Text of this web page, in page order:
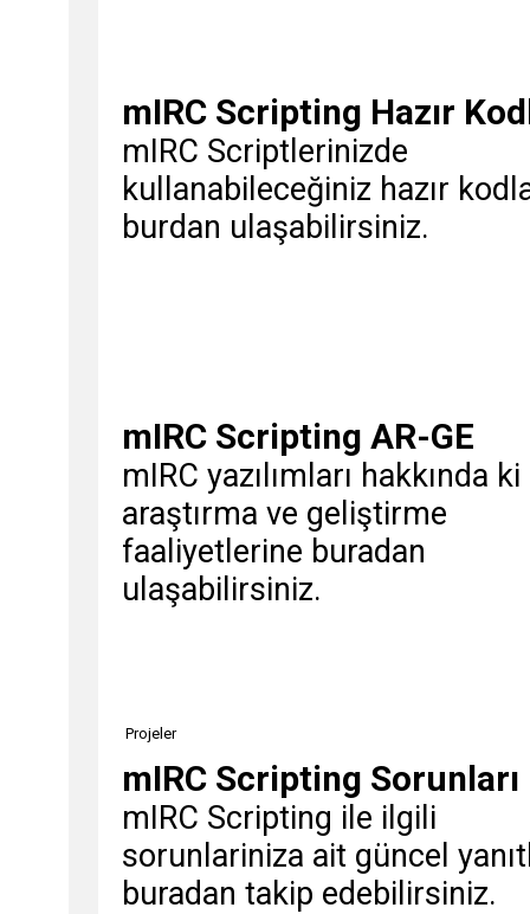
mIRC Scripting Hazır
mIRC Scriptlerinizde
kullanabileceğiniz hazır
burdan ulaşabilirsiniz.
mIRC Scripting AR-GE
mIRC yazılımları hakkında ki
araştırma ve geliştirme
faaliyetlerine buradan
ulaşabilirsiniz.
Projeler
mIRC Scripting Sorunları
mIRC Scripting ile ilgili
sorunlariniza ait güncel
buradan takip edebilirsiniz.